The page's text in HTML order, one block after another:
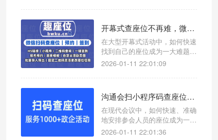
微信扫码查座位系统，帮助您轻
开幕式查座位不再难，微信扫码签到显示座位系统让流程更高效
在大型开幕式活动中，如何快速
找到自己的座位成为一大难题。
本文介绍一款高效的微信扫码查
松应对座位管理问题。
2026-01-11 22:01:09
沟通会扫小程序码查座位，高效管理让会议更轻松
在现代会议中，如何快速、准确
地安排参会人员的座位成为一项
挑战。使用微信扫码查座位系
2026-01-11 22:01:36